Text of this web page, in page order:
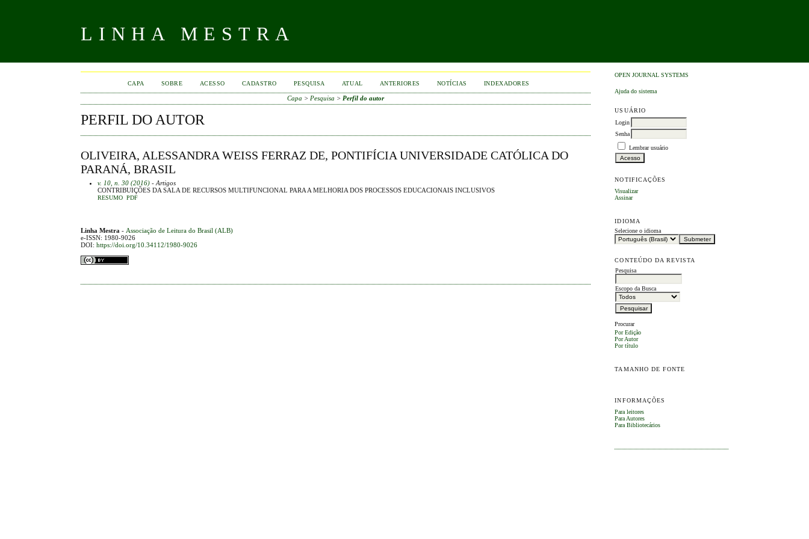
LINHA MESTRA
OPEN JOURNAL SYSTEMS
Ajuda do sistema
USUÁRIO
Login
Senha
Lembrar usuário
NOTIFICAÇÕES
Visualizar
Assinar
IDIOMA
Selecione o idioma
CONTEÚDO DA REVISTA
Pesquisa
Escopo da Busca
Procurar
Por Edição
Por Autor
Por título
TAMANHO DE FONTE
INFORMAÇÕES
Para leitores
Para Autores
Para Bibliotecários
CAPA SOBRE ACESSO CADASTRO PESQUISA ATUAL ANTERIORES NOTÍCIAS INDEXADORES
Capa > Pesquisa > Perfil do autor
PERFIL DO AUTOR
OLIVEIRA, ALESSANDRA WEISS FERRAZ DE, PONTIFÍCIA UNIVERSIDADE CATÓLICA DO
PARANÁ, BRASIL
v. 10, n. 30 (2016) - Artigos
CONTRIBUIÇÕES DA SALA DE RECURSOS MULTIFUNCIONAL PARA A MELHORIA DOS PROCESSOS EDUCACIONAIS INCLUSIVOS
RESUMO PDF
Linha Mestra- Associação de Leitura do Brasil (ALB)
e-ISSN: 1980-9026
DOI:https://doi.org/10.34112/1980-9026